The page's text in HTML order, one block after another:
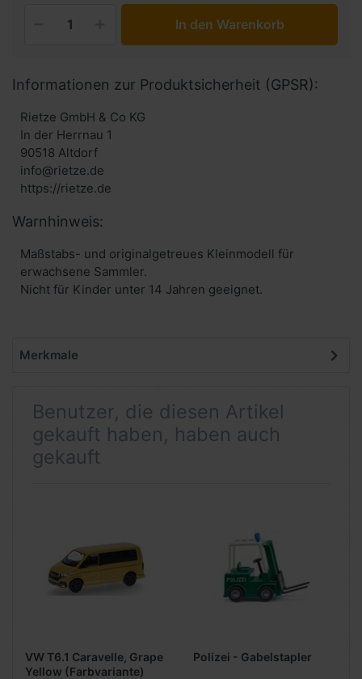
In den Warenkorb
Informationen zur Produktsicherheit (GPSR):
Rietze GmbH & Co KG
In der Herrnau 1
90518 Altdorf
info@rietze.de
https://rietze.de
Warnhinweis:
Maßstabs- und originalgetreues Kleinmodell für
erwachsene Sammler.
Nicht für Kinder unter 14 Jahren geeignet.
Merkmale
Benutzer, die diesen Artikel
gekauft haben, haben auch
gekauft
VW T6.1 Caravelle, Grape
Yellow (Farbvariante)
Polizei - Gabelstapler